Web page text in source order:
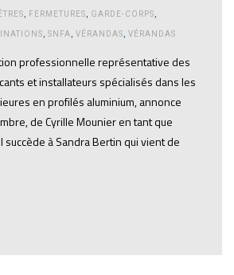
FERMETURES GARDE-CORPS
SNFA VÉRANDAS VÉRANDAS
professionnelle représentative des
et installateurs spécialisés dans les
en profilés aluminium, annonce
de Cyrille Mounier en tant que
succède à Sandra Bertin qui vient de